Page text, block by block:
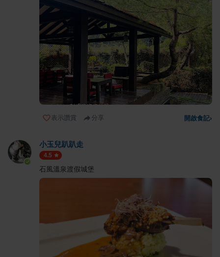
表示讚賞 分享 開啟食記›
小玉兒趴趴走
4.5
石風溫泉渡假城堡